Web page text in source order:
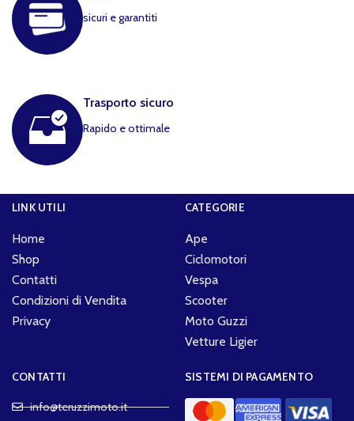
sicuri e garantiti
Trasporto sicuro
Rapido e ottimale
LINK UTILI
Home
Shop
Contatti
Condizioni di Vendita
Privacy
CATEGORIE
Ape
Ciclomotori
Vespa
Scooter
Moto Guzzi
Vetture Ligier
CONTATTI
info@teruzzimoto.it
SISTEMI DI PAGAMENTO